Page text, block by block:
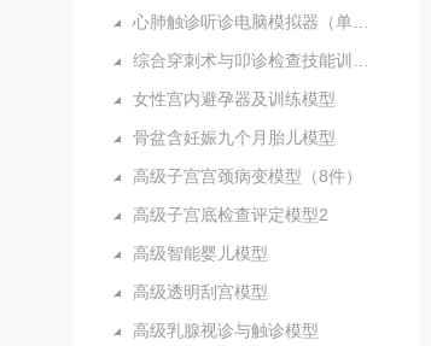
女性宫内避孕器及训练模型
骨盆含妊娠九个月胎儿模型
高级子宫宫颈病变模型（8件）
高级子宫底检查评定模型2
高级智能婴儿模型
高级透明刮宫模型
高级乳腺视诊与触诊模型